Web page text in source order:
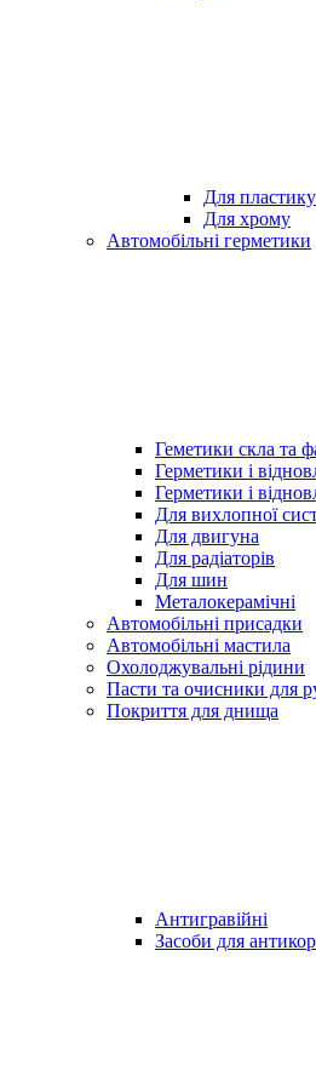
Для пластику
Для хрому
Автомобільні герметики
Геметики скла та
Герметики і
Герметики і
Для вихлопної
Для двигуна
Для радіаторів
Для шин
Металокерамічні
Автомобільні присадки
Автомобільні мастила
Охолоджувальні рідини
Пасти та очисники для
Покриття для днища
Антигравійні
Засоби для